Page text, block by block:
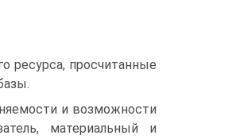
ресурса, просчитанные
и возможности
материальный и